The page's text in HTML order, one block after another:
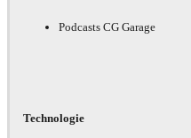
Podcasts CG Garage
Technologie